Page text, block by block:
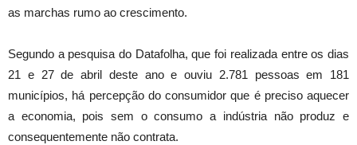
as marchas rumo ao crescimento.
Segundo a pesquisa do Datafolha, que foi realizada entre os dias
21 e 27 de abril deste ano e ouviu 2.781 pessoas em 181
municípios, há percepção do consumidor que é preciso aquecer
a economia, pois sem o consumo a indústria não produz e
consequentemente não contrata.